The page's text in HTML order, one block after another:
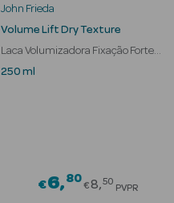
John Frieda
Volume Lift Dry Texture
Laca Volumizadora Fixação Forte
Cabelos Finos
250 ml
€6 80Price
€8 50
PVPR